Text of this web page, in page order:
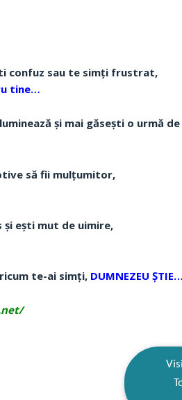
confuz sau te simți frustrat,
tine…
și mai găsești o urmă
să fii mulțumitor,
și ești mut de uimire,
te-ai simți, DUMNEZEU ȘTIE…